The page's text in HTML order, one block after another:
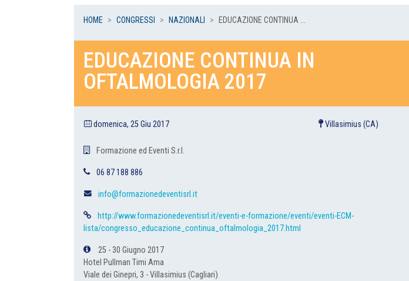
HOME CONGRESSI NAZIONALI EDUCAZIONE CONTINUA ...
EDUCAZIONE CONTINUA IN
OFTALMOLOGIA 2017
domenica, 25 Giu 2017 Villasimius (CA)
Formazione ed Eventi S.r.l.
06 87 188 886
info@formazionedeventisrl.it
http://www.formazionedeventisrl.it/eventi-e-formazione/eventi/eventi-ECM-
lista/congresso_educazione_continua_oftalmologia_2017.html
25 - 30 Giugno 2017
Hotel Pullman Timi Ama
Viale dei Ginepri, 3 - Villasimius (Cagliari)